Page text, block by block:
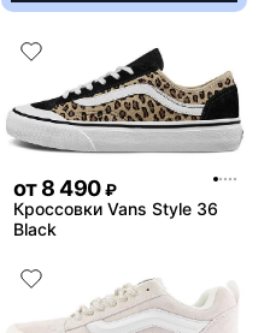
от8 490 ₽
Кроссовки Vans Style 36
Black